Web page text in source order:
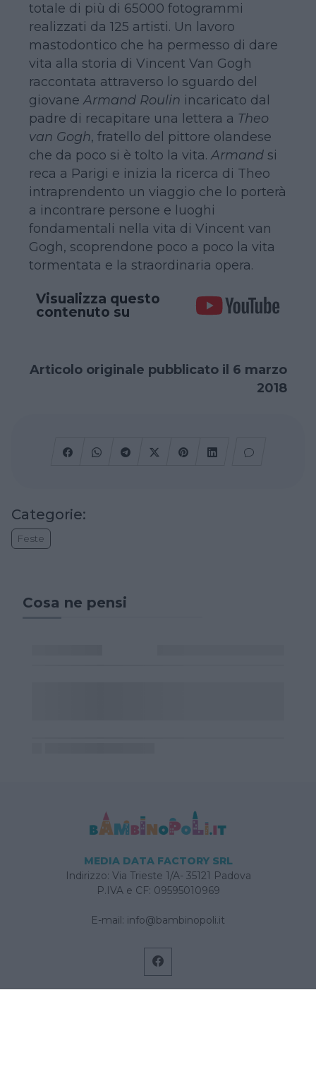
totale di più di 65000 fotogrammi
realizzati da 125 artisti. Un lavoro
mastodontico che ha permesso di dare
vita alla storia di Vincent Van Gogh
raccontata attraverso lo sguardo del
giovaneArmand Roulin incaricato dal
padre di recapitare una lettera a Theo
van Gogh, fratello del pittore olandese
che da poco si è tolto la vita.Armandsi
reca a Parigi e inizia la ricerca di Theo
intraprendento un viaggio che lo porterà
a incontrare persone e luoghi
fondamentali nella vita di Vincent van
Gogh, scoprendone poco a poco la vita
tormentata e la straordinaria opera.
Visualizza questo
contenuto su
Articolo originale pubblicato il 6 marzo
2018
Categorie:
Feste
Cosa ne pensi
MEDIA DATA FACTORY SRL
Indirizzo: Via Trieste 1/A- 35121 Padova
P.IVA e CF: 09595010969
E-mail: info@bambinopoli.it